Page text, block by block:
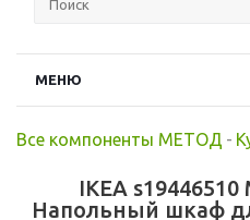
МЕНЮ
Все компоненты МЕТОД -
IKEA
Напольный шкаф